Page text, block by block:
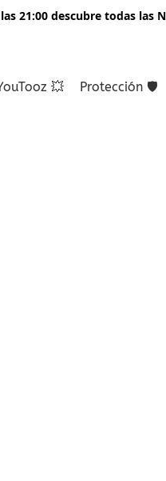
21:00 descubre todas las
💥 Protección 🛡️